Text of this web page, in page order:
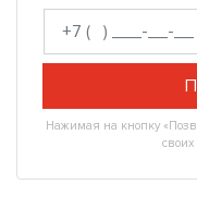
Нажимая на кнопку